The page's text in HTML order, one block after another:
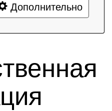
Дополнительно